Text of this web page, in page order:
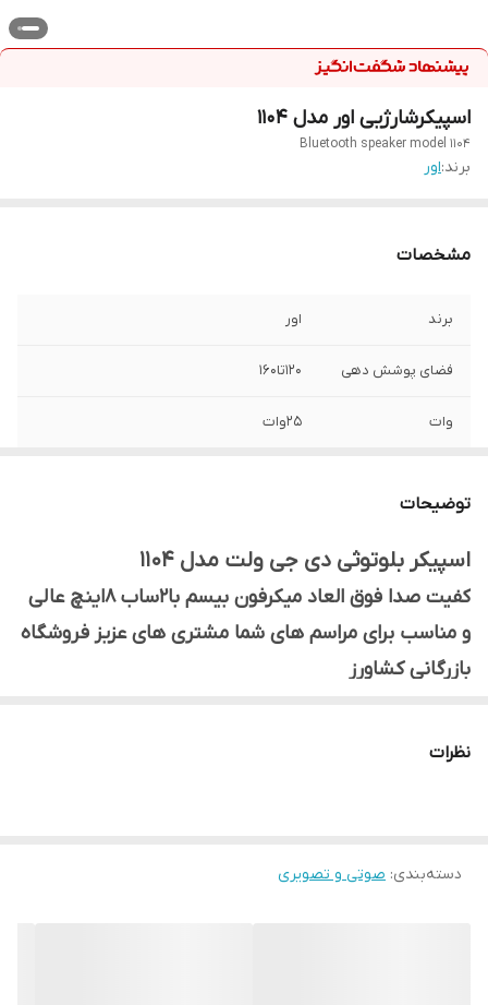
اسپیکرشارژیی اور مدل 1104
Bluetooth speaker model 1104
برند:اور
مشخصات
برند اور
فضای پوشش دهی 120تا160
وات 25وات
زمان شارژ
میکرفون بیسیم
رقص نور
توضیحات
اسپیکر بلوتوثی دی جی ولت مدل 1104
کفیت صدا فوق العاد میکرفون بیسم با2ساب 8اینچ عالی
و مناسب برای مراسم های شما مشتری های عزیز فروشگاه
بازرگانی کشاورز
نظرات
دسته‌بندی: صوتی و تصویری